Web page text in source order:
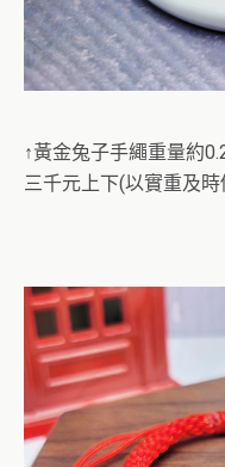
↑黃金兔子手繩重量約
三千元上下(以實重及